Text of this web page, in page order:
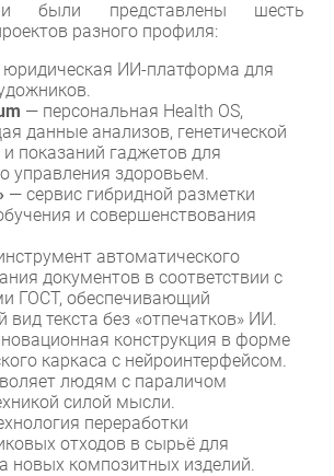
были представлены шесть
разного профиля:
ИИ-платформа для
— персональная Health OS,
данные анализов, генетической
показаний гаджетов для
управления здоровьем.
— сервис гибридной разметки
и совершенствования
автоматического
документов в соответствии с
ГОСТ, обеспечивающий
вид текста без «отпечатков» ИИ.
конструкция в форме
каркаса с нейроинтерфейсом.
людям с параличом
силой мысли.
переработки
отходов в сырьё для
новых композитных изделий.